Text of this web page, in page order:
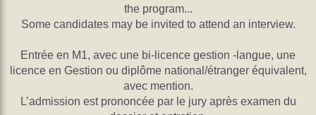
the program...
Some candidates may be invited to attend an interview.
Entrée en M1, avec une bi-licence gestion -langue, une
licence en Gestion ou diplôme national/étranger équivalent,
avec mention.
L’admission est prononcée par le jury après examen du